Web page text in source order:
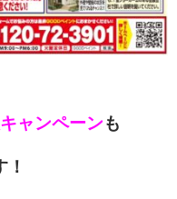
ャンペーンも
！